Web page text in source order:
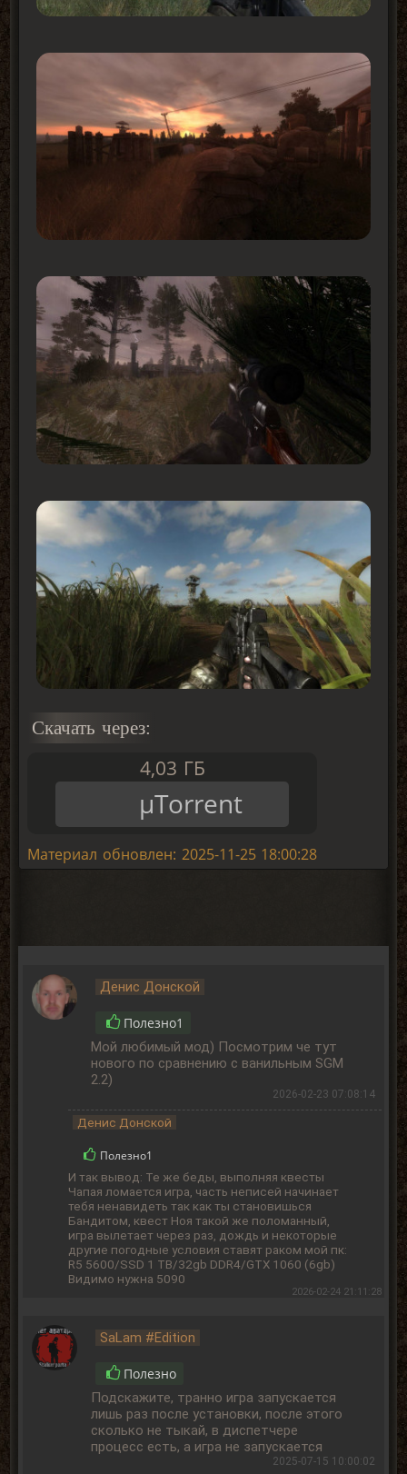
Скачать через:
4,03 ГБ
μTorrent
Материал обновлен: 2025-11-25 18:00:28
Денис Донской
Полезно1
Мой любимый мод) Посмотрим че тут
нового по сравнению с ванильным SGM
2.2)
2026-02-23 07:08:14
Денис Донской
Полезно1
И так вывод: Те же беды, выполняя квесты
Чапая ломается игра, часть неписей начинает
тебя ненавидеть так как ты становишься
Бандитом, квест Ноя такой же поломанный,
игра вылетает через раз, дождь и некоторые
другие погодные условия ставят раком мой пк:
R5 5600/SSD 1 TB/32gb DDR4/GTX 1060 (6gb)
Видимо нужна 5090
2026-02-24 21:11:28
SaLam #Edition
Полезно
Подскажите, транно игра запускается
лишь раз после установки, после этого
сколько не тыкай, в диспетчере
процесс есть, а игра не запускается
2025-07-15 10:00:02